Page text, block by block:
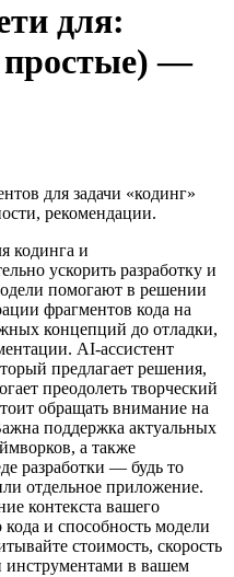
для:
—
для задачи «кодинг»
рекомендации.
кодинга и
ускорить разработку и
помогают в решении
фрагментов кода на
концепций до отладки,
AI-ассистент
предлагает решения,
преодолеть творческий
обращать внимание на
поддержка актуальных
а также
разработки — будь то
отдельное приложение.
контекста вашего
кода и способность модели
стоимость, скорость
инструментами в вашем